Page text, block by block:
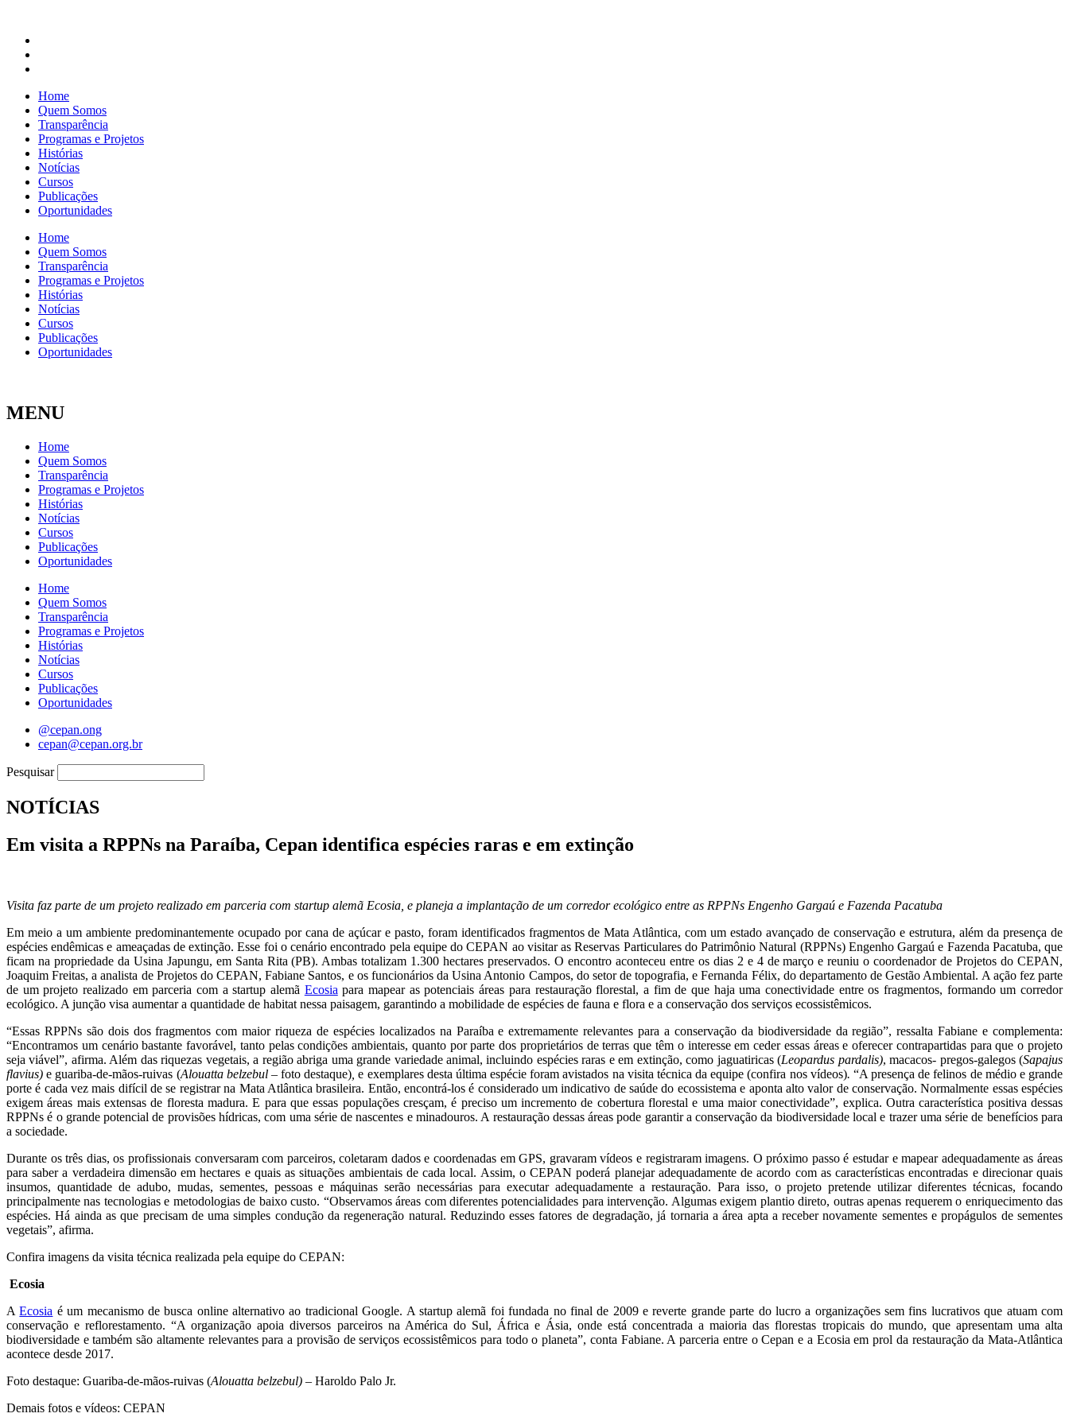
Home
Quem Somos
Transparência
Programas e Projetos
Histórias
Notícias
Cursos
Publicações
Oportunidades
Home
Quem Somos
Transparência
Programas e Projetos
Histórias
Notícias
Cursos
Publicações
Oportunidades
MENU
Home
Quem Somos
Transparência
Programas e Projetos
Histórias
Notícias
Cursos
Publicações
Oportunidades
Home
Quem Somos
Transparência
Programas e Projetos
Histórias
Notícias
Cursos
Publicações
Oportunidades
@cepan.ong
cepan@cepan.org.br
Pesquisar
NOTÍCIAS
Em visita a RPPNs na Paraíba, Cepan identifica espécies raras e em extinção
Visita faz parte de um projeto realizado em parceria com startup alemã Ecosia, e planeja a implantação de um corredor ecológico entre as RPPNs Engenho Gargaú e Fazenda Pacatuba
Em meio a um ambiente predominantemente ocupado por cana de açúcar e pasto, foram identificados fragmentos de Mata Atlântica, com um estado avançado de conservação e estrutura, além da presença de
espécies endêmicas e ameaçadas de extinção. Esse foi o cenário encontrado pela equipe do CEPAN ao visitar as Reservas Particulares do Patrimônio Natural (RPPNs) Engenho Gargaú e Fazenda Pacatuba, que
ficam na propriedade da Usina Japungu, em Santa Rita (PB). Ambas totalizam 1.300 hectares preservados. O encontro aconteceu entre os dias 2 e 4 de março e reuniu o coordenador de Projetos do CEPAN,
Joaquim Freitas, a analista de Projetos do CEPAN, Fabiane Santos, e os funcionários da Usina Antonio Campos, do setor de topografia, e Fernanda Félix, do departamento de Gestão Ambiental. A ação fez parte
de um projeto realizado em parceria com a startup alemã Ecosia para mapear as potenciais áreas para restauração florestal, a fim de que haja uma conectividade entre os fragmentos, formando um corredor
ecológico. A junção visa aumentar a quantidade de habitat nessa paisagem, garantindo a mobilidade de espécies de fauna e flora e a conservação dos serviços ecossistêmicos.
“Essas RPPNs são dois dos fragmentos com maior riqueza de espécies localizados na Paraíba e extremamente relevantes para a conservação da biodiversidade da região”, ressalta Fabiane e complementa:
“Encontramos um cenário bastante favorável, tanto pelas condições ambientais, quanto por parte dos proprietários de terras que têm o interesse em ceder essas áreas e oferecer contrapartidas para que o projeto
seja viável”, afirma. Além das riquezas vegetais, a região abriga uma grande variedade animal, incluindo espécies raras e em extinção, como jaguatiricas (Leopardus pardalis), macacos- pregos-galegos (Sapajus
flavius) e guariba-de-mãos-ruivas (Alouatta belzebul –foto destaque) ,e exemplares desta última espécie foram avistados na visita técnica da equipe (confira nos vídeos). “A presença de felinos de médio e grande
porte é cada vez mais difícil de se registrar na Mata Atlântica brasileira. Então, encontrá-los é considerado um indicativo de saúde do ecossistema e aponta alto valor de conservação. Normalmente essas espécies
exigem áreas mais extensas de floresta madura. E para que essas populações cresçam, é preciso um incremento de cobertura florestal e uma maior conectividade”, explica. Outra característica positiva dessas
RPPNs é o grande potencial de provisões hídricas, com uma série de nascentes e minadouros. A restauração dessas áreas pode garantir a conservação da biodiversidade local e trazer uma série de benefícios para
a sociedade.
Durante os três dias, os profissionais conversaram com parceiros, coletaram dados e coordenadas em GPS, gravaram vídeos e registraram imagens. O próximo passo é estudar e mapear adequadamente as áreas
para saber a verdadeira dimensão em hectares e quais as situações ambientais de cada local. Assim, o CEPAN poderá planejar adequadamente de acordo com as características encontradas e direcionar quais
insumos, quantidade de adubo, mudas, sementes, pessoas e máquinas serão necessárias para executar adequadamente a restauração. Para isso, o projeto pretende utilizar diferentes técnicas, focando
principalmente nas tecnologias e metodologias de baixo custo. “Observamos áreas com diferentes potencialidades para intervenção. Algumas exigem plantio direto, outras apenas requerem o enriquecimento das
espécies. Há ainda as que precisam de uma simples condução da regeneração natural. Reduzindo esses fatores de degradação, já tornaria a área apta a receber novamente sementes e propágulos de sementes
vegetais”, afirma.
Confira imagens da visita técnica realizada pela equipe do CEPAN:
Ecosia
AEcosia é um mecanismo de busca online alternativo ao tradicional Google. A startup alemã foi fundada no final de 2009 e reverte grande parte do lucro a organizações sem fins lucrativos que atuam com
conservação e reflorestamento. “A organização apoia diversos parceiros na América do Sul, África e Ásia, onde está concentrada a maioria das florestas tropicais do mundo, que apresentam uma alta
biodiversidade e também são altamente relevantes para a provisão de serviços ecossistêmicos para todo o planeta”, conta Fabiane. A parceria entre o Cepan e a Ecosia em prol da restauração da Mata-Atlântica
acontece desde 2017.
Foto destaque: Guariba-de-mãos-ruivas (Alouatta belzebul) – Haroldo Palo Jr.
Demais fotos e vídeos: CEPAN